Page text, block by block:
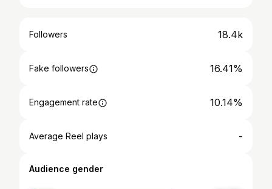
Followers 18.4k
Fake followers 16.41%
Engagement rate 10.14%
Average Reel plays -
Audience gender